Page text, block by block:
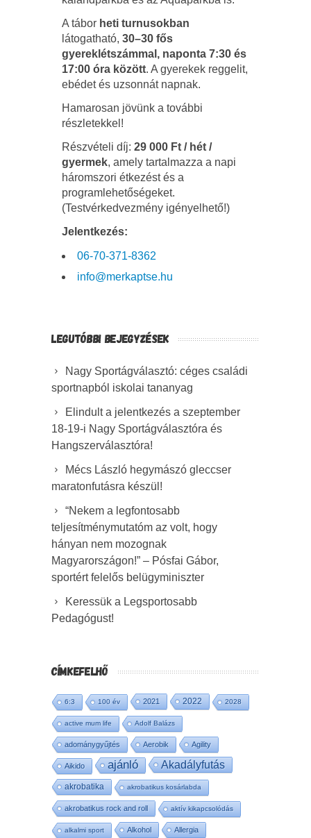
A tábor heti turnusokban
látogatható, 30–30 fős
gyereklétszámmal, naponta 7:30 és
17:00 óra között. A gyerekek reggelit,
ebédet és uzsonnát napnak.
Hamarosan jövünk a további
részletekkel!
Részvételi díj: 29 000 Ft / hét /
gyermek, amely tartalmazza a napi
háromszori étkezést és a
programlehetőségeket.
(Testvérkedvezmény igényelhető!)
Jelentkezés:
06-70-371-8362
info@merkaptse.hu
LEGUTÓBBI BEJEGYZÉSEK
Nagy Sportágválasztó: céges családi
sportnapból iskolai tananyag
Elindult a jelentkezés a szeptember
18-19-i Nagy Sportágválasztóra és
Hangszerválasztóra!
Mécs László hegymászó gleccser
maratonfutásra készül!
“Nekem a legfontosabb
teljesítménymutatóm az volt, hogy
hányan nem mozognak
Magyarországon!” – Pósfai Gábor,
sportért felelős belügyminiszter
Keressük a Legsportosabb
Pedagógust!
CÍMKEFELHŐ
6:3 100 év 2021 2022 2028
active mum life Adolf Balázs
adománygyűjtés Aerobik Agility
Aikido ajánló Akadályfutás
akrobatika akrobatikus kosárlabda
akrobatikus rock and roll aktív kikapcsolódás
alkalmi sport Alkohol Allergia